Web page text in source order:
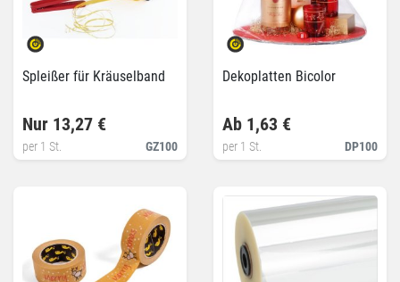
Spleißer für Kräuselband
GZ100
Nur 13,27 €
per 1 St.
Dekoplatten Bicolor
DP100
Ab 1,63 €
per 1 St.